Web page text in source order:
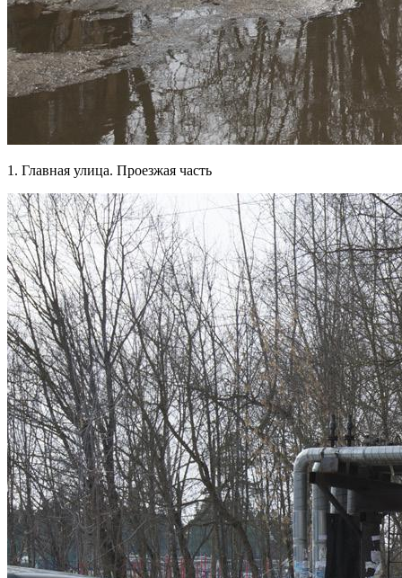
1. Главная улица. Проезжая часть